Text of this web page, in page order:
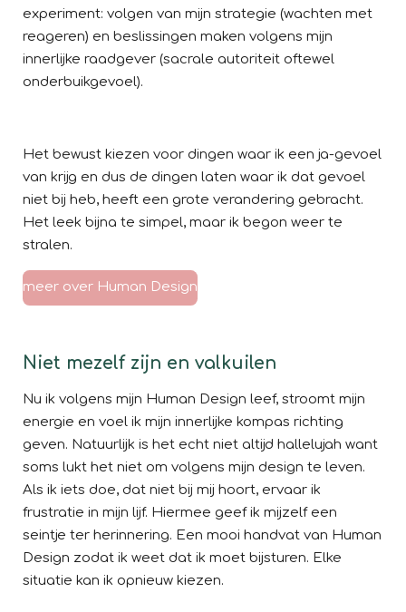
experiment: volgen van mijn strategie (wachten met
reageren) en beslissingen maken volgens mijn
innerlijke raadgever (sacrale autoriteit oftewel
onderbuikgevoel).
Het bewust kiezen voor dingen waar ik een ja-gevoel
van krijg en dus de dingen laten waar ik dat gevoel
niet bij heb, heeft een grote verandering gebracht.
Het leek bijna te simpel, maar ik begon weer te
stralen.
meer over Human Design
Niet mezelf zijn en valkuilen
Nu ik volgens mijn Human Design leef, stroomt mijn
energie en voel ik mijn innerlijke kompas richting
geven. Natuurlijk is het echt niet altijd hallelujah want
soms lukt het niet om volgens mijn design te leven.
Als ik iets doe, dat niet bij mij hoort, ervaar ik
frustratie in mijn lijf. Hiermee geef ik mijzelf een
seintje ter herinnering. Een mooi handvat van Human
Design zodat ik weet dat ik moet bijsturen. Elke
situatie kan ik opnieuw kiezen.